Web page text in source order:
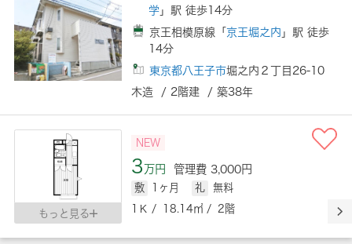
学」駅 徒歩14分
京王相模原線「京王堀之内 」駅 徒歩
14分
東京都八王子市堀之内２丁目26-10
木造 / 2階建 / 築38年
もっと見る
NEW
3万円 管理費 3,000円
敷 1ヶ月 礼
無料
1Ｋ / 18.14㎡ / 2階